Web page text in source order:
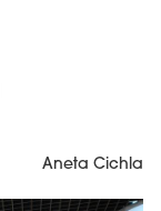
Aneta Cichla